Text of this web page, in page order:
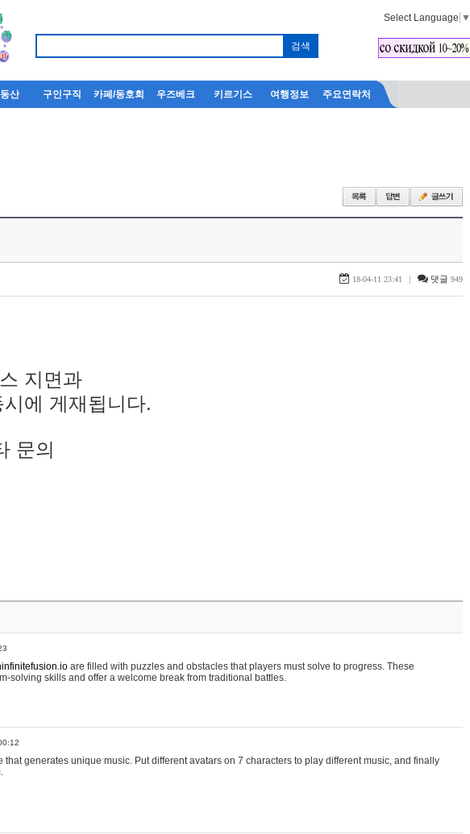
Select Language ▼
산 구인구직 카페/동호회 우즈베크 키르기스 여행정보 주요연락처
18-04-11 23:41 | 댓글 949
지면과
에 게재됩니다.
문의
are filled with puzzles and obstacles that players must solve to progress. These
solving skills and offer a welcome break from traditional battles.
that generates unique music. Put different avatars on 7 characters to play different music, and finally